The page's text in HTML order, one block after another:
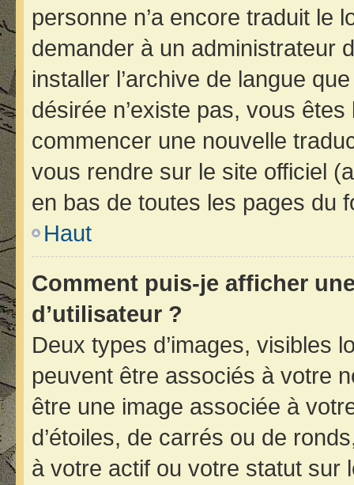
personne n’a encore traduit le
demander à un administrateur
installer l’archive de langue
désirée n’existe pas, vous
commencer une nouvelle
vous rendre sur le site officiel
en bas de toutes les pages du
Haut
Comment puis-je afficher
d’utilisateur ?
Deux types d’images, visibles
peuvent être associés à votre
être une image associée à
d’étoiles, de carrés ou de
à votre actif ou votre statut sur